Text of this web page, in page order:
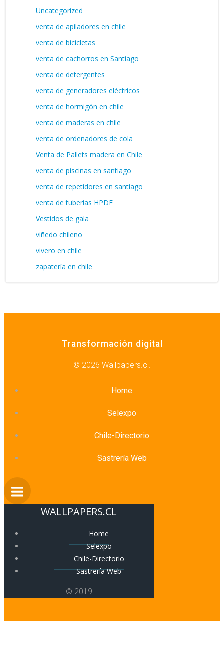
Uncategorized
venta de apiladores en chile
venta de bicicletas
venta de cachorros en Santiago
venta de detergentes
venta de generadores eléctricos
venta de hormigón en chile
venta de maderas en chile
venta de ordenadores de cola
Venta de Pallets madera en Chile
venta de piscinas en santiago
venta de repetidores en santiago
venta de tuberías HPDE
Vestidos de gala
viñedo chileno
vivero en chile
zapatería en chile
Transformación digital
© 2026 Wallpapers.cl.
Home
Selexpo
Chile-Directorio
Sastrería Web
WALLPAPERS.CL
Home
Selexpo
Chile-Directorio
Sastrería Web
© 2019